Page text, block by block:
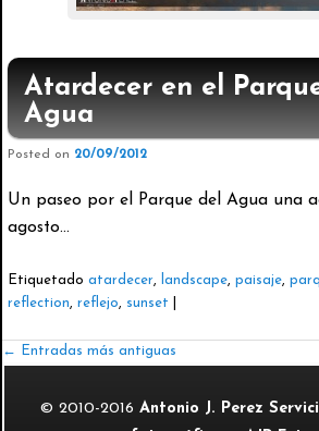
Atardecer en el
Agua
Posted on 20/09/2012
Un paseo por el Parque del Agua una
agosto…
Etiquetado atardecer, landscape, paisaje,
reflection, reflejo, sunset
← Entradas más antiguas
© 2010-2016 Antonio J. Perez